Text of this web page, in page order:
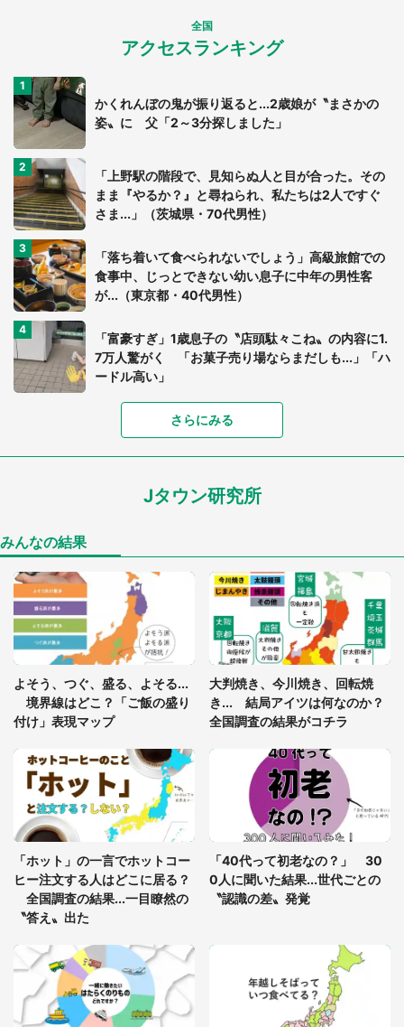
全国
アクセスランキング
かくれんぼの鬼が振り返ると...2歳娘が〝まさかの
姿〟に 父「2～3分探しました」
「上野駅の階段で、見知らぬ人と目が合った。その
まま『やるか？』と尋ねられ、私たちは2人ですぐ
さま...」（茨城県・70代男性）
「落ち着いて食べられないでしょう」高級旅館での
食事中、じっとできない幼い息子に中年の男性客
が...（東京都・40代男性）
「富豪すぎ」1歳息子の〝店頭駄々こね〟の内容に1.
7万人驚がく 「お菓子売り場ならまだしも...」「ハ
ードル高い」
あまりにも四角すぎる猫、激写される 「これもう
家に〝デカい蛾〟が居座り続けて3日間...ビビり続
「○○がない街に住んでいます」住人の呟きに30万
人驚がく 何が存在しないか、あなたはわかる？
「閉所恐怖症の私は新幹線で大パニック。隣席の青
年に『手を繋いで』とお願いしたら...」 体験談に
8万人感動
知らぬおじいさんがわざわざ声をかけてきて（兵庫
県・30代女性）
「ゾワゾワする」「本当に気持ち悪い」 道端でバ
グっちゃってた〝野生の野菜〟に6.5万人戦慄
さらにみる
Jタウン研究所
みんなの結果
よそう、つぐ、盛る、よそる...
境界線はどこ？「ご飯の盛り
付け」表現マップ
大判焼き、今川焼き、回転焼
き... 結局アイツは何なのか？
全国調査の結果がコチラ
「ホット」の一言でホットコー
ヒー注文する人はどこに居る？
全国調査の結果...一目瞭然の
〝答え〟出た
「40代って初老なの？」 30
0人に聞いた結果...世代ごとの
〝認識の差〟発覚